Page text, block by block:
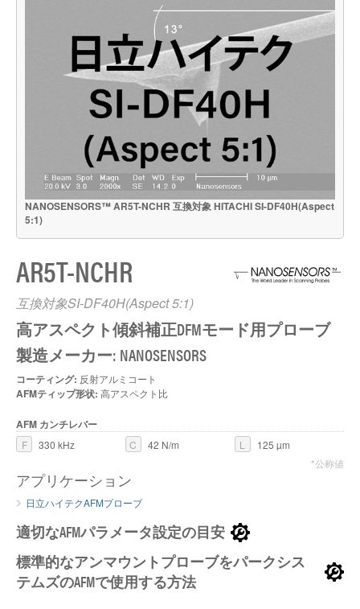
NANOSENSORS™ AR5T-NCHR 互換対象 HITACHI SI-DF40H(Aspect
5:1)
AR5T-NCHR
互換対象SI-DF40H(Aspect 5:1)
高アスペクト傾斜補正DFMモード用プローブ
製造メーカー: NANOSENSORS
コーティング: 反射アルミコート
AFMティップ形状: 高アスペクト比
AFM カンチレバー
F 330 kHz C 42 N/m L
125 µm
*公称値
アプリケーション
日立ハイテクAFMプローブ
適切なAFMパラメータ設定の目安
標準的なアンマウントプローブをパークシス
テムズのAFMで使用する方法